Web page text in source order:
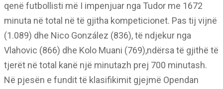
qenë futbollisti më I impenjuar nga Tudor me 1672
minuta në total në të gjitha kompeticionet. Pas tij vijnë
(1.089) dhe Nico González (836), të ndjekur nga
Vlahovic (866) dhe Kolo Muani (769),ndërsa të gjithë të
tjerët në total kanë një minutazh prej 700 minutash.
Në pjesën e fundit të klasifikimit gjejmë Opendan